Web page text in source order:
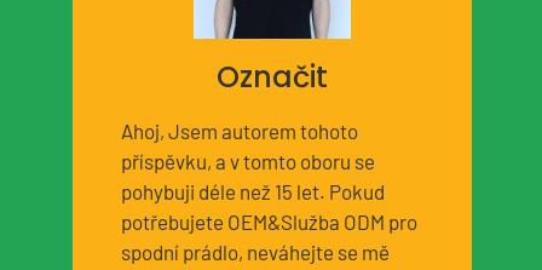
Označit
Ahoj, Jsem autorem tohoto
příspěvku, a v tomto oboru se
pohybuji déle než 15 let. Pokud
potřebujete OEM&Služba ODM pro
spodní prádlo, neváhejte se mě